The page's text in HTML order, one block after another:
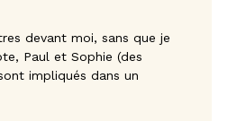
devant moi, sans que je
Paul et Sophie (des
impliqués dans un